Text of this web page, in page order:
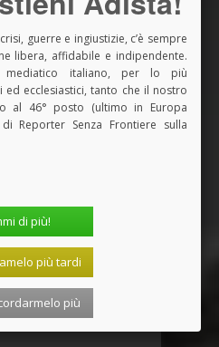
solo di un euro,
viva questa
unica finestra di
democrazia,
paypal o carta di
e facilissimo.
guerre e ingiustizie, c’è sempre
libera, affidabile e indipendente.
mediatico italiano, per lo più
ecclesiastici, tanto che il nostro
al 46° posto (ultimo in Europa
Reporter Senza Frontiere sulla
di più!
più tardi
più